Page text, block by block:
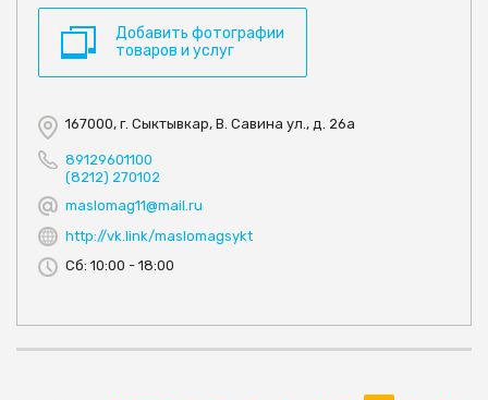
Добавить фотографии
товаров и услуг
167000, г. Сыктывкар, В. Савина ул., д. 26а
89129601100
(8212) 270102
maslomag11@mail.ru
http://vk.link/maslomagsykt
Сб: 10:00 - 18:00